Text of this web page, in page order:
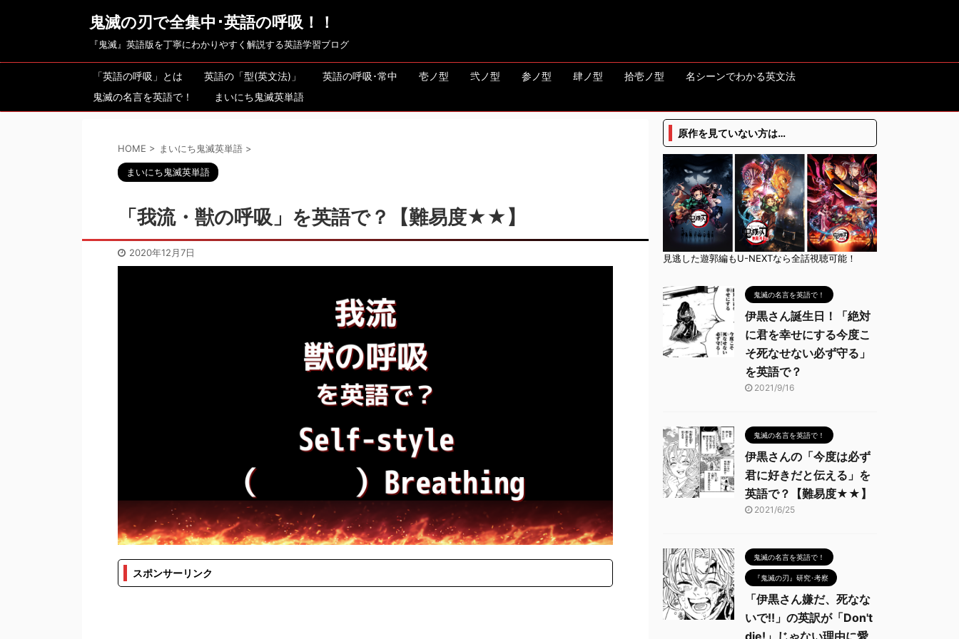
鬼滅の刃で全集中･英語の呼吸！！
『鬼滅』英語版を丁寧にわかりやすく解説する英語学習ブログ
「英語の呼吸」とは 英語の「型(英文法)」 英語の呼吸･常中 壱ノ型 弐ノ型 参ノ型 肆ノ型 拾壱ノ型
名シーンでわかる英文法
鬼滅の名言を英語で！
まいにち鬼滅英単語
HOME > まいにち鬼滅英単語 >
まいにち鬼滅英単語
「我流・獣の呼吸」を英語で？【難易度★★】
2020年12月7日
スポンサーリンク
原作を見ていない方は…
見逃した遊郭編もU-NEXTなら全話視聴可能！
鬼滅の名言を英語で！
伊黒さん誕生日！「絶対
に君を幸せにする今度こ
そ死なせない必ず守る」
を英語で？
2021/9/16
鬼滅の名言を英語で！
伊黒さんの「今度は必ず
君に好きだと伝える」を
英語で？【難易度★★】
2021/6/25
鬼滅の名言を英語で！
『鬼滅の刃』研究･考察
「伊黒さん嫌だ、死なな
いで!!」の英訳が「Don't
die!」じゃない理由に愛